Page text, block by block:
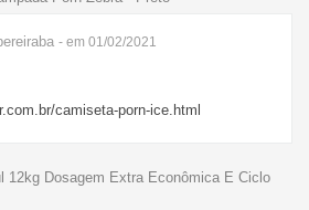
- em 01/02/2021
camiseta-porn-ice.html
12kg Dosagem Extra Econômica E Ciclo